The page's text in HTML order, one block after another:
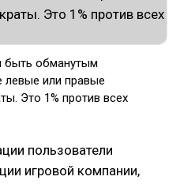
быть обманутым
левые или правые
Это 1% против всех
пользователи
игровой компании,